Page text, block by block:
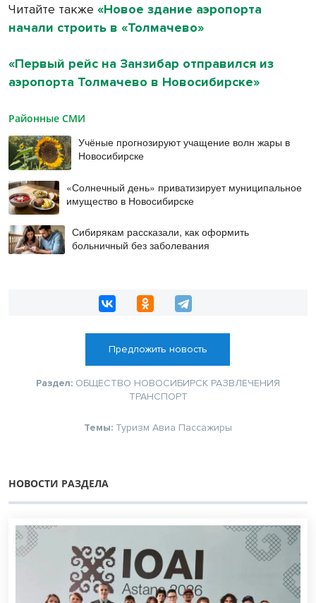
Читайте также «Новое здание аэропорта
начали строить в «Толмачево»
«Первый рейс на Занзибар отправился из
аэропорта Толмачево в Новосибирске»
Районные СМИ
Учёные прогнозируют учащение волн жары в
Новосибирске
«Солнечный день» приватизирует муниципальное
имущество в Новосибирске
Сибирякам рассказали, как оформить
больничный без заболевания
Предложить новость
Раздел: ОБЩЕСТВО НОВОСИБИРСК РАЗВЛЕЧЕНИЯ
ТРАНСПОРТ
Темы: Туризм Авиа Пассажиры
НОВОСТИ РАЗДЕЛА